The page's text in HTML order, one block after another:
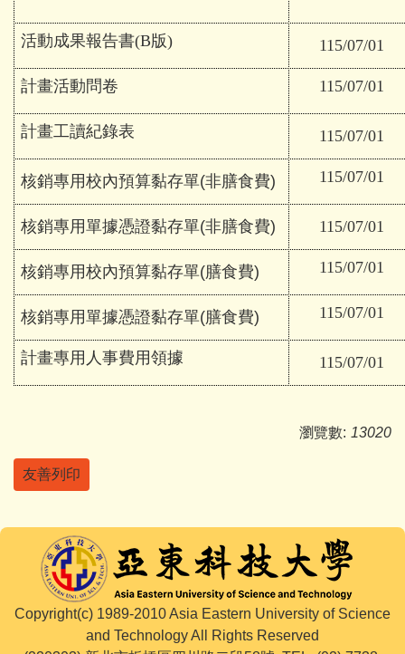
活動成果報告書(B版) 115/07/01
計畫活動問卷 115/07/01
計畫工讀紀錄表 115/07/01
核銷專用校內預算黏存單(非膳食費) 115/07/01
核銷專用單據憑證黏存單(非膳食費) 115/07/01
核銷專用校內預算黏存單(膳食費) 115/07/01
核銷專用單據憑證黏存單(膳食費) 115/07/01
計畫專用人事費用領據 115/07/01
瀏覽數: 13020
友善列印
Copyright(c) 1989-2010 Asia Eastern University of Science
and Technology All Rights Reserved